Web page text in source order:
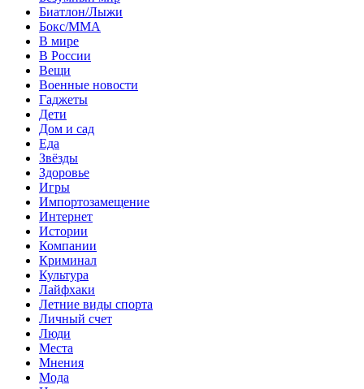
Биатлон/Лыжи
Бокс/MMA
В мире
В России
Вещи
Военные новости
Гаджеты
Дети
Дом и сад
Еда
Звёзды
Здоровье
Игры
Импортозамещение
Интернет
Истории
Компании
Криминал
Культура
Лайфхаки
Летние виды спорта
Личный счет
Люди
Места
Мнения
Мода